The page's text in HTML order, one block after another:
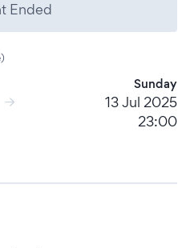
Ended
Sunday
13 Jul 2025
23:00